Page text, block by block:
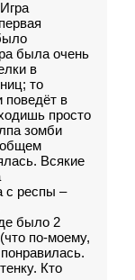
была очень
в
то
поведёт в
просто
зомби
общем
Всякие
с респы –
было 2
по-моему,
Кто